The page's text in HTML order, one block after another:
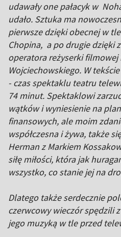
udawały one pałacyk w
udało. Sztuka ma
pierwsze dzięki obecnej w
Chopina, a po drugie dzięki
operatora reżyserki
Wojciechowskiego. W
- czas spektaklu teatru
74 minut. Spektaklowi
wątków i wyniesienie na
finansowych, ale moim
współczesna i żywa, także
Herman z Markiem
siłę miłości, która jak
wszystko, co stanie jej na
Dlatego także serdecznie
czerwcowy wieczór spędzili
jego muzyką w tle przed